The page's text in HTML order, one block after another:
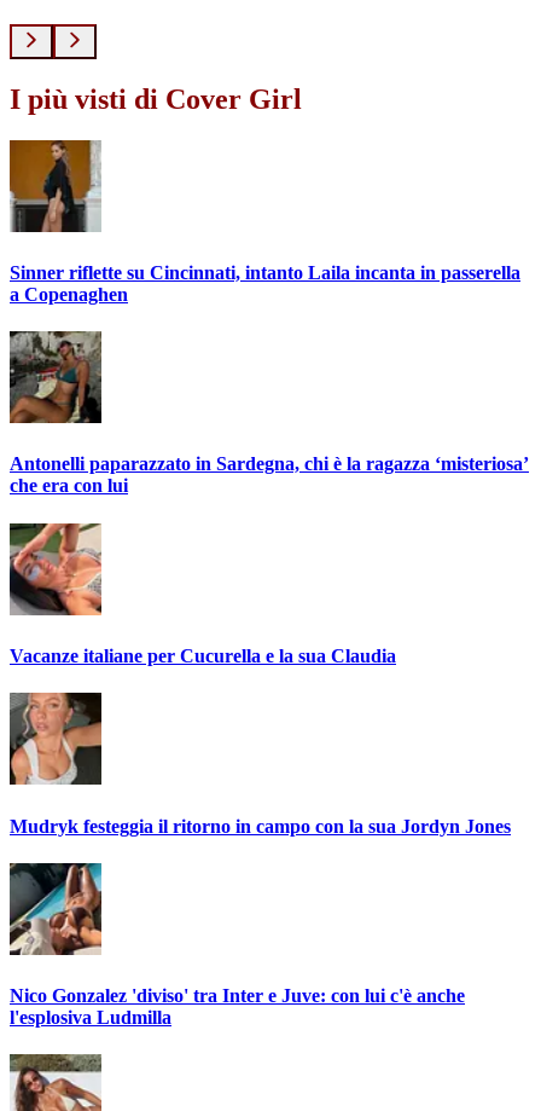
I più visti di Cover Girl
Sinner riflette su Cincinnati, intanto Laila incanta in passerella
a Copenaghen
Antonelli paparazzato in Sardegna, chi è la ragazza ‘misteriosa’
che era con lui
Vacanze italiane per Cucurella e la sua Claudia
Mudryk festeggia il ritorno in campo con la sua Jordyn Jones
Nico Gonzalez 'diviso' tra Inter e Juve: con lui c'è anche
l'esplosiva Ludmilla